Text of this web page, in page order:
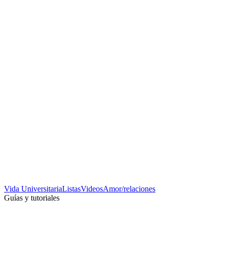
Vida UniversitariaListasVideosAmor/relaciones
Guías y tutoriales